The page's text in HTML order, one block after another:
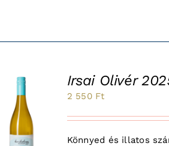
Irsai Olivér
2 550 Ft
Könnyed és illatos